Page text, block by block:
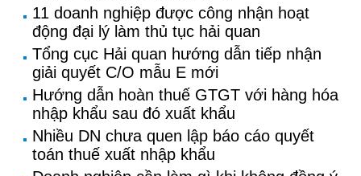
11 doanh nghiệp được công nhận hoạt
động đại lý làm thủ tục hải quan
Tổng cục Hải quan hướng dẫn tiếp nhận
giải quyết C/O mẫu E mới
Hướng dẫn hoàn thuế GTGT với hàng hóa
nhập khẩu sau đó xuất khẩu
Nhiều DN chưa quen lập báo cáo quyết
toán thuế xuất nhập khẩu